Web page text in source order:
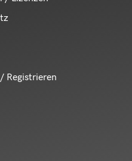
Registrieren